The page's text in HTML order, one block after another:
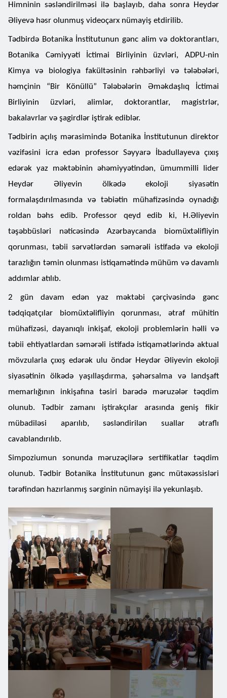
Himninin səsləndirilməsi ilə başlayıb, daha sonra Heydər
Əliyevə həsr olunmuş videoçarx nümayiş etdirilib.
Tədbirdə Botanika İnstitutunun gənc alim və doktorantları,
Botanika Cəmiyyəti İctimai Birliyinin üzvləri, ADPU-nin
Kimya və biologiya fakültəsinin rəhbərliyi və tələbələri,
həmçinin “Bir Könüllü” Tələbələrin Əməkdaşlıq İctimai
Birliyinin üzvləri, alimlər, doktorantlar, magistrlər,
bakalavrlar və şagirdlər iştirak ediblər.
Tədbirin açılış mərasimində Botanika İnstitutunun direktor
vəzifəsini icra edən professor Səyyarə İbadullayeva çıxış
edərək yaz məktəbinin əhəmiyyətindən, ümummilli lider
Heydər Əliyevin ölkədə ekoloji siyasətin
formalaşdırılmasında və təbiətin mühafizəsində oynadığı
roldan bəhs edib. Professor qeyd edib ki, H.Əliyevin
təşəbbüsləri nəticəsində Azərbaycanda biomüxtəlifliyin
qorunması, təbii sərvətlərdən səmərəli istifadə və ekoloji
tarazlığın təmin olunması istiqamətində mühüm və davamlı
addımlar atılıb.
2 gün davam edən yaz məktəbi çərçivəsində gənc
tədqiqatçılar biomüxtəlifliyin qorunması, ətraf mühitin
mühafizəsi, dayanıqlı inkişaf, ekoloji problemlərin həlli və
təbii ehtiyatlardan səmərəli istifadə istiqamətlərində aktual
mövzularla çıxış edərək ulu öndər Heydər Əliyevin ekoloji
siyasətinin ölkədə yaşıllaşdırma, şəhərsalma və landşaft
memarlığının inkişafına təsiri barədə məruzələr təqdim
olunub. Tədbir zamanı iştirakçılar arasında geniş fikir
mübadiləsi aparılıb, səsləndirilən suallar ətraflı
cavablandırılıb.
Simpoziumun sonunda məruzəçilərə sertifikatlar təqdim
olunub. Tədbir Botanika İnstitutunun gənc mütəxəssisləri
tərəfindən hazırlanmış sərginin nümayişi ilə yekunlaşıb.